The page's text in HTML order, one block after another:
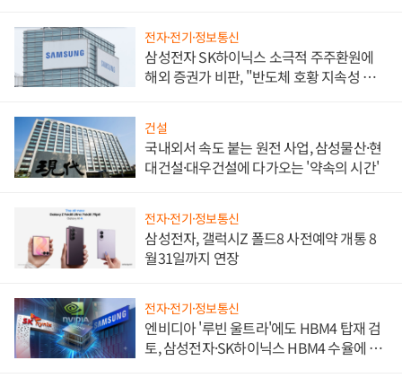
전자·전기·정보통신
삼성전자 SK하이닉스 소극적 주주환원에
해외 증권가 비판, "반도체 호황 지속성 의
건설
국내외서 속도 붙는 원전 사업, 삼성물산·현
대건설·대우건설에 다가오는 '약속의 시간'
전자·전기·정보통신
삼성전자, 갤럭시Z 폴드8 사전예약 개통 8
월31일까지 연장
전자·전기·정보통신
엔비디아 '루빈 울트라'에도 HBM4 탑재 검
토, 삼성전자·SK하이닉스 HBM4 수율에 주